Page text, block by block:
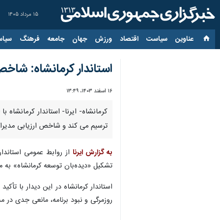
۱۵ مرداد ۱۴۰۵
عناوین‌ سیاست اقتصاد ورزش جهان جامعه فرهنگ
استاندار کرمانشاه:
۱۶ اسفند ۱۴۰۳، ۱۳:۴۹
کرمانشاه- ایرنا- استاندار
ترسیم می کند و شاخص ارزیابی
به گزارش ایرنا از روابط عمومی
تشکیل «دیده‌بان توسعه کرمانشاه»
استاندار کرمانشاه در این دیدار با
روزمرگی و نبود برنامه، مانعی جدی